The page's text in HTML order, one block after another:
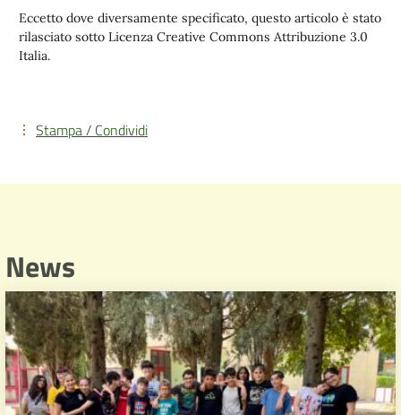
Eccetto dove diversamente specificato, questo articolo è stato
rilasciato sotto Licenza Creative Commons Attribuzione 3.0
Italia.
Stampa / Condividi
News